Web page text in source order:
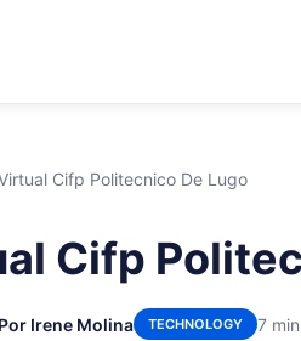
Cifp Politecnico De Lugo
Cifp
Por Irene Molina TECHNOLOGY 7